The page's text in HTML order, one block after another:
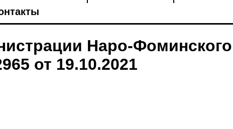
Наро-Фоминского
от 19.10.2021